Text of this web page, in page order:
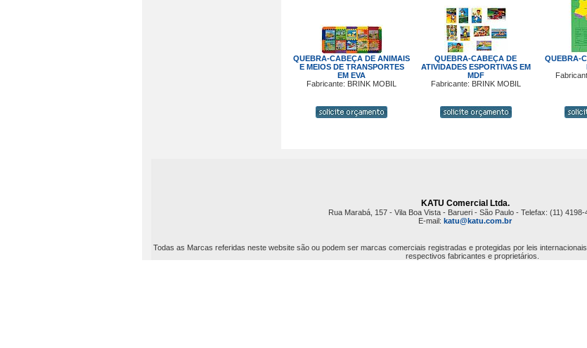
QUEBRA-CABEÇA DE ANIMAIS
E MEIOS DE TRANSPORTES
EM EVA
Fabricante: BRINK MOBIL
QUEBRA-CABEÇA DE
ATIVIDADES ESPORTIVAS EM
MDF
Fabricante: BRINK MOBIL
QUEBRA-
KATU Comercial Ltda.
Rua Marabá, 157 - Vila Boa Vista - Barueri - São Paulo - Telefax: (11) 4198-
E-mail: katu@katu.com.br
Todas as Marcas referidas neste website são ou podem ser marcas comerciais registradas e protegidas por leis
respectivos fabricantes e proprietários.